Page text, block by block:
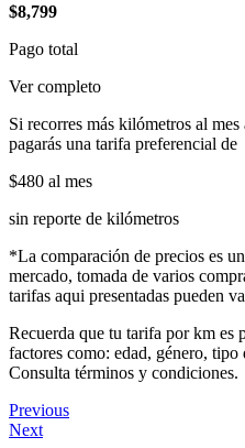
$8,799
Pago total
Ver completo
Si recorres más kilómetros al
pagarás una tarifa preferencial de
$480 al mes
sin reporte de kilómetros
*La comparación de precios es
mercado, tomada de varios
tarifas aqui presentadas pueden
Recuerda que tu tarifa por km es
factores como: edad, género,
Consulta términos y condiciones.
Previous
Next